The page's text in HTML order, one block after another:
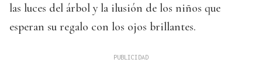
las luces del árbol y la ilusión de los niños que
esperan su regalo con los ojos brillantes.